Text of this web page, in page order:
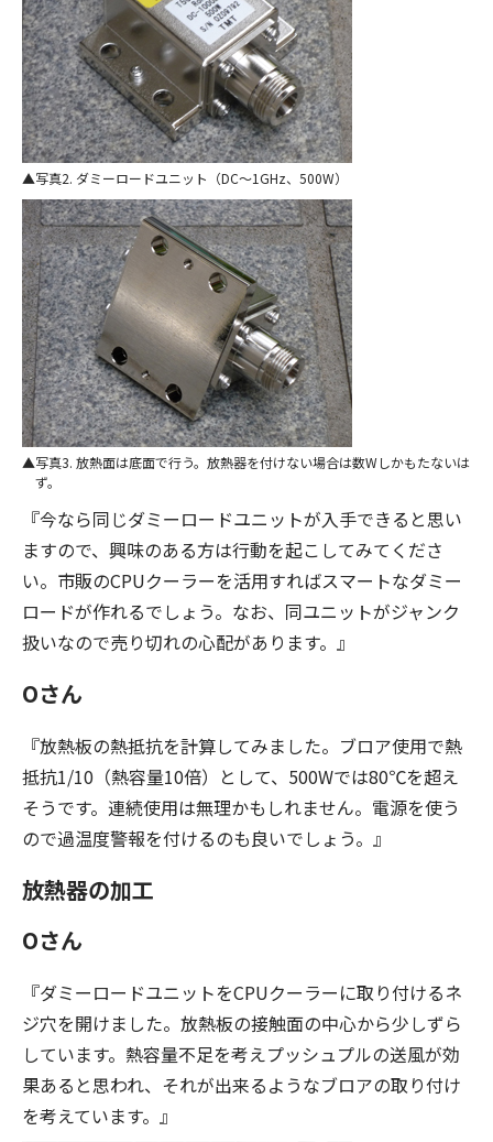
写真2. ダミーロードユニット（DC〜1GHz、500W）
写真3. 放熱面は底面で行う。放熱器を付けない場合は数Wしかもたないは
ず。
『今なら同じダミーロードユニットが入手できると思い
ますので、興味のある方は行動を起こしてみてくださ
い。市販のCPUクーラーを活用すればスマートなダミー
ロードが作れるでしょう。なお、同ユニットがジャンク
扱いなので売り切れの心配があります。』
Oさん
『放熱板の熱抵抗を計算してみました。ブロア使用で熱
抵抗1/10（熱容量10倍）として、500Wでは80℃を超え
そうです。連続使用は無理かもしれません。電源を使う
ので過温度警報を付けるのも良いでしょう。』
放熱器の加工
Oさん
『ダミーロードユニットをCPUクーラーに取り付けるネ
ジ穴を開けました。放熱板の接触面の中心から少しずら
しています。熱容量不足を考えプッシュプルの送風が効
果あると思われ、それが出来るようなブロアの取り付け
を考えています。』